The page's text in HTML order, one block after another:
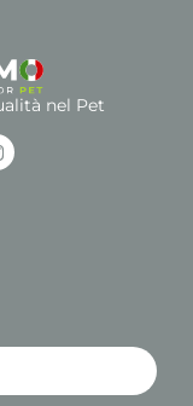
nel Pet